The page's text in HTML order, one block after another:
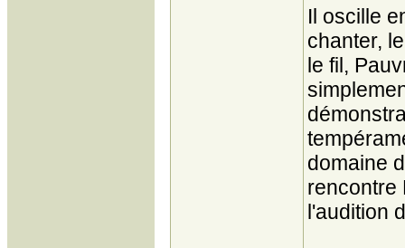
Il oscille
chanter,
le fil,
domaine
rencontre
l'audition